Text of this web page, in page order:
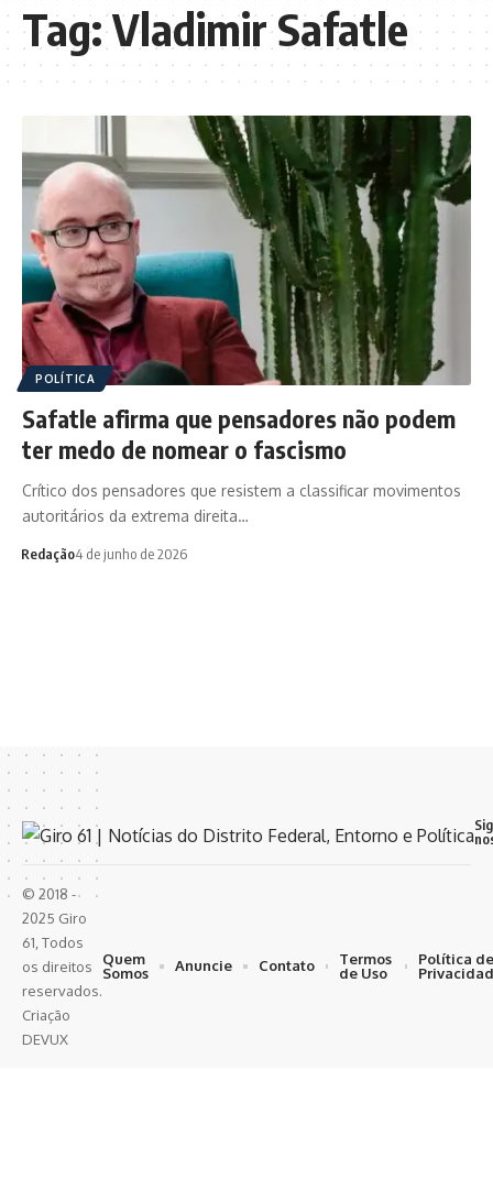
Tag:Vladimir Safatle
POLÍTICA
Safatle afirma que pensadores não podem
ter medo de nomear o fascismo
Crítico dos pensadores que resistem a classificar movimentos
autoritários da extrema direita…
Redação4 de junho de 2026
© 2018 -
2025 Giro
61, Todos
os direitos
reservados.
Criação
DEVUX
Quem
Somos
Anuncie Contato
Termos
de Uso
Política